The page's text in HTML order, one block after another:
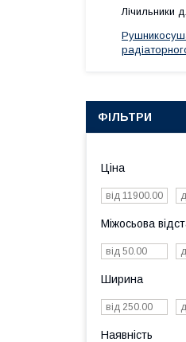
Лічильники
ФІЛЬТРИ
Ціна
Міжосьова
Ширина
Наявність